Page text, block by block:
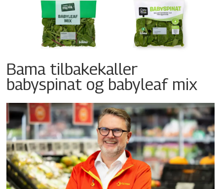
Bama tilbakekaller
babyspinat og babyleaf mix